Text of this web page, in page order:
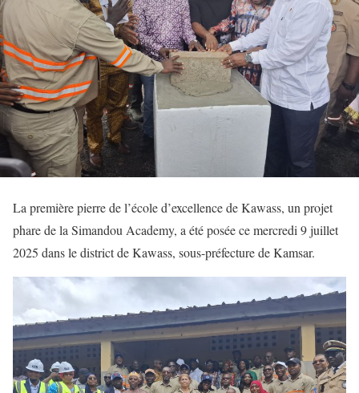
La première pierre de l’école d’excellence de Kawass, un projet
phare de la Simandou Academy, a été posée ce mercredi 9 juillet
2025 dans le district de Kawass, sous-préfecture de Kamsar.